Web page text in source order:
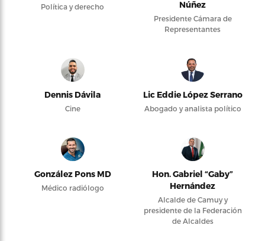
Política y derecho
Núñez
Presidente Cámara de
Representantes
Dennis Dávila
Cine
Lic Eddie López Serrano
Abogado y analista político
González Pons MD
Médico radiólogo
Hon. Gabriel “Gaby”
Hernández
Alcalde de Camuy y
presidente de la Federación
de Alcaldes